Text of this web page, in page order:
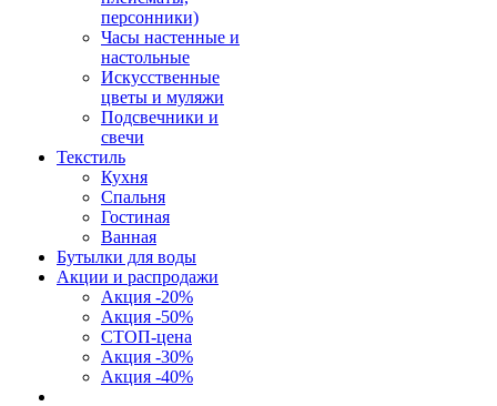
персонники)
Часы настенные и
настольные
Искусственные
цветы и муляжи
Подсвечники и
свечи
Текстиль
Кухня
Спальня
Гостиная
Ванная
Бутылки для воды
Акции и распродажи
Акция -20%
Акция -50%
СТОП-цена
Акция -30%
Акция -40%